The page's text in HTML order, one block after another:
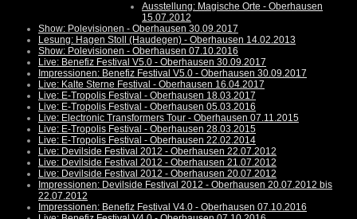
Ausstellung: Magische Orte - Oberhausen
15.07.2012
Show: Polevisionen - Oberhausen 30.09.2017
Lesung: Hagen Stoll (Haudegen) - Oberhausen 14.02.2013
Show: Polevisionen - Oberhausen 07.10.2016
Live: Benefiz Festival V5.0 - Oberhausen 30.09.2017
Impressionen: Benefiz Festival V5.0 - Oberhausen 30.09.2017
Live: Kalte Sterne Festival - Oberhausen 16.04.2017
Live: E-Tropolis Festival - Oberhausen 18.03.2017
Live: E-Tropolis Festival - Oberhausen 05.03.2016
Live: Electronic Transformers Tour - Oberhausen 07.11.2015
Live: E-Tropolis Festival - Oberhausen 28.03.2015
Live: E-Tropolis Festival - Oberhausen 22.02.2014
Live: Devilside Festival 2012 - Oberhausen 22.07.2012
Live: Devilside Festival 2012 - Oberhausen 21.07.2012
Live: Devilside Festival 2012 - Oberhausen 20.07.2012
Impressionen: Devilside Festival 2012 - Oberhausen 20.07.2012 bis
22.07.2012
Impressionen: Benefiz Festival V4.0 - Oberhausen 07.10.2016